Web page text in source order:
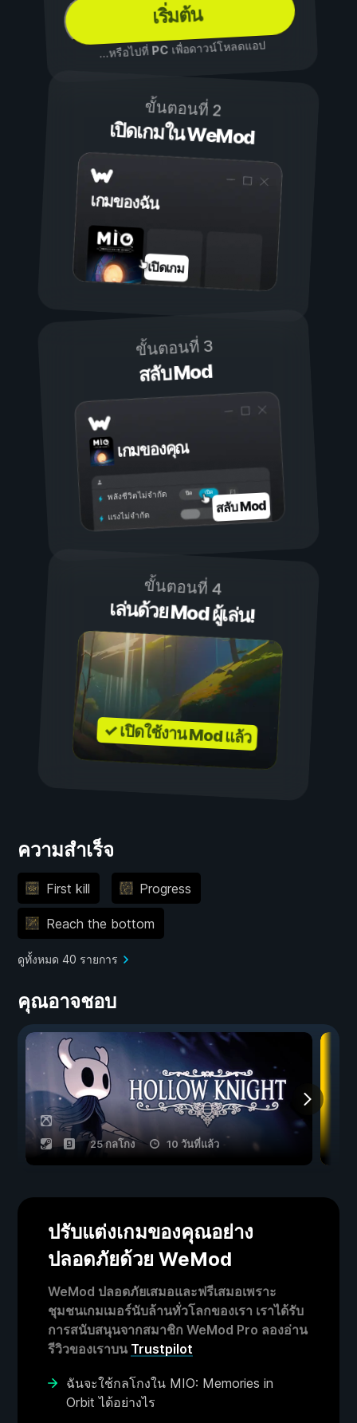
เริ่มต้น
...หรือไปที่ PCเพื่อดาวน์โหลดแอป
ขั้นตอนที่ 2
เปิดเกมใน WeMod
เกมของฉัน
เปิดเกม
ขั้นตอนที่ 3
สลับ Mod
เกมของคุณ
เปิด
ปิด
พลังชีวิตไม่จำกัด
แรงไม่จำกัด สลับ Mod
ขั้นตอนที่ 4
เล่นด้วย Mod ผู้เล่น!
✓ เปิดใช้งาน Mod แล้ว
ความสำเร็จ
First kill Progress
Reach the bottom
ดูทั้งหมด 40 รายการ
คุณอาจชอบ
25 กลโกง 10 วันที่แล้ว
ปรับแต่งเกมของคุณอย่าง
ปลอดภัยด้วย WeMod
WeMod ปลอดภัยเสมอและฟรีเสมอเพราะ
ชุมชนเกมเมอร์นับล้านทั่วโลกของเรา เราได้รับ
การสนับสนุนจากสมาชิก WeMod Pro ลองอ่าน
รีวิวของเราบน Trustpilot
ฉันจะใช้กลโกงใน MIO: Memories in
Orbit ได้อย่างไร